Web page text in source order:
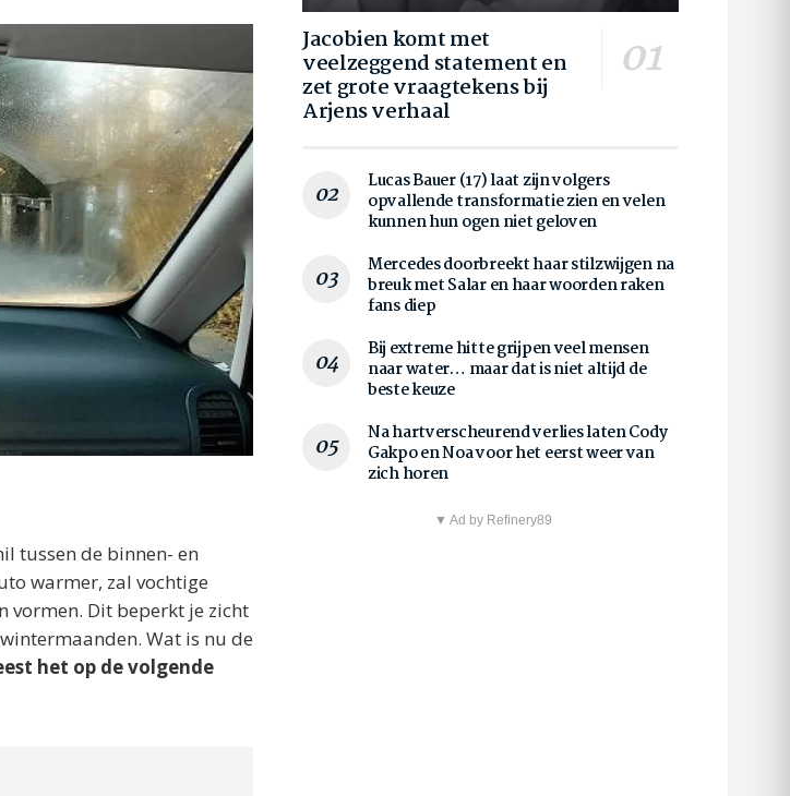
tussen de binnen- en
warmer, zal vochtige
vormen. Dit beperkt je zicht
Wat is nu de
het op de volgende
Jacobien komt met
veelzeggend statement en
zet grote vraagtekens bij
Arjens verhaal
Lucas Bauer (17) laat zijn volgers
opvallende transformatie zien en velen
kunnen hun ogen niet geloven
Mercedes doorbreekt haar stilzwijgen na
breuk met Salar en haar woorden raken
fans diep
Bij extreme hitte grijpen veel mensen
naar water… maar dat is niet altijd de
beste keuze
Na hartverscheurend verlies laten Cody
Gakpo en Noa voor het eerst weer van
zich horen
▼ Ad by Refinery89